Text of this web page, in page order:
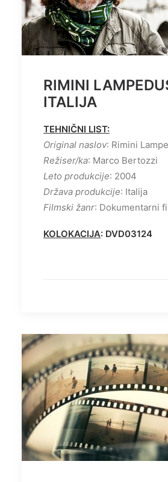
RIMINI
ITALIJA
TEHNIČNI LIST:
Original naslov: Rimini
Režiser/ka: Marco Bertozzi
Leto produkcije: 2004
Država produkcije: Italija
Filmski žanr: Dokumentarni
KOLOKACIJA: DVD03124